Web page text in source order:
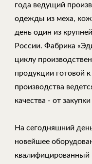
года ведущий
одежды из меха,
день один из
России. Фабрика
циклу
продукции готовой
производства
качества - от
На сегодняшний
новейшее
квалифицированный